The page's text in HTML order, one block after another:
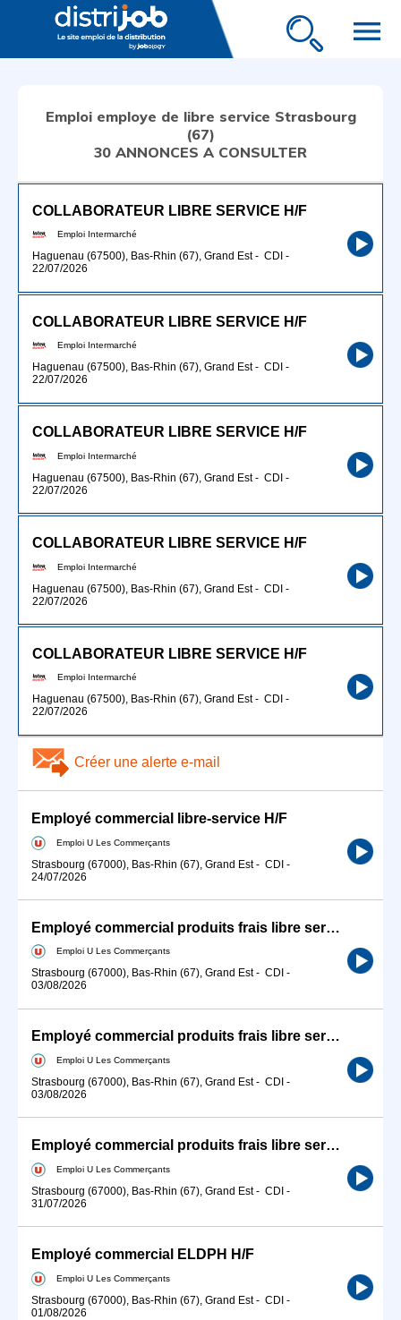
menu
Emploi employe de libre service Strasbourg
(67)
30 ANNONCES A CONSULTER
COLLABORATEUR LIBRE SERVICE H/F
Emploi Intermarché
Haguenau (67500), Bas-Rhin (67), Grand Est- CDI -
22/07/2026
COLLABORATEUR LIBRE SERVICE H/F
Emploi Intermarché
Haguenau (67500), Bas-Rhin (67), Grand Est- CDI -
22/07/2026
COLLABORATEUR LIBRE SERVICE H/F
Emploi Intermarché
Haguenau (67500), Bas-Rhin (67), Grand Est- CDI -
22/07/2026
COLLABORATEUR LIBRE SERVICE H/F
Emploi Intermarché
Haguenau (67500), Bas-Rhin (67), Grand Est- CDI -
22/07/2026
COLLABORATEUR LIBRE SERVICE H/F
Emploi Intermarché
Haguenau (67500), Bas-Rhin (67), Grand Est- CDI -
22/07/2026
Créer une alerte e-mail
Employé commercial libre-service H/F
Emploi U Les Commerçants
Strasbourg (67000), Bas-Rhin (67), Grand Est- CDI -
24/07/2026
Employé commercial produits frais libre service H/F
Emploi U Les Commerçants
Strasbourg (67000), Bas-Rhin (67), Grand Est- CDI -
03/08/2026
Employé commercial produits frais libre service H/F
Emploi U Les Commerçants
Strasbourg (67000), Bas-Rhin (67), Grand Est- CDI -
03/08/2026
Employé commercial produits frais libre service H/F
Emploi U Les Commerçants
Strasbourg (67000), Bas-Rhin (67), Grand Est- CDI -
31/07/2026
Employé commercial ELDPH H/F
Emploi U Les Commerçants
Strasbourg (67000), Bas-Rhin (67), Grand Est- CDI -
01/08/2026